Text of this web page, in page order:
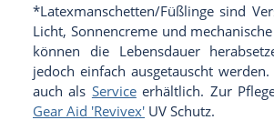
*Latexmanschetten/Füßlinge sind
Licht, Sonnencreme und
können die Lebensdauer
jedoch einfach ausgetauscht
auch als Serviceerhältlich. Zur
Gear Aid 'Revivex' UV Schutz.